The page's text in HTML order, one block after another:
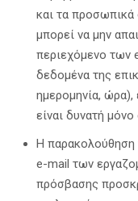
και τα
μπορεί να μην
περιεχόμενο των
δεδομένα της
ημερομηνία,
είναι δυνατή
Η παρακολούθηση
e-mail των
πρόσβασης